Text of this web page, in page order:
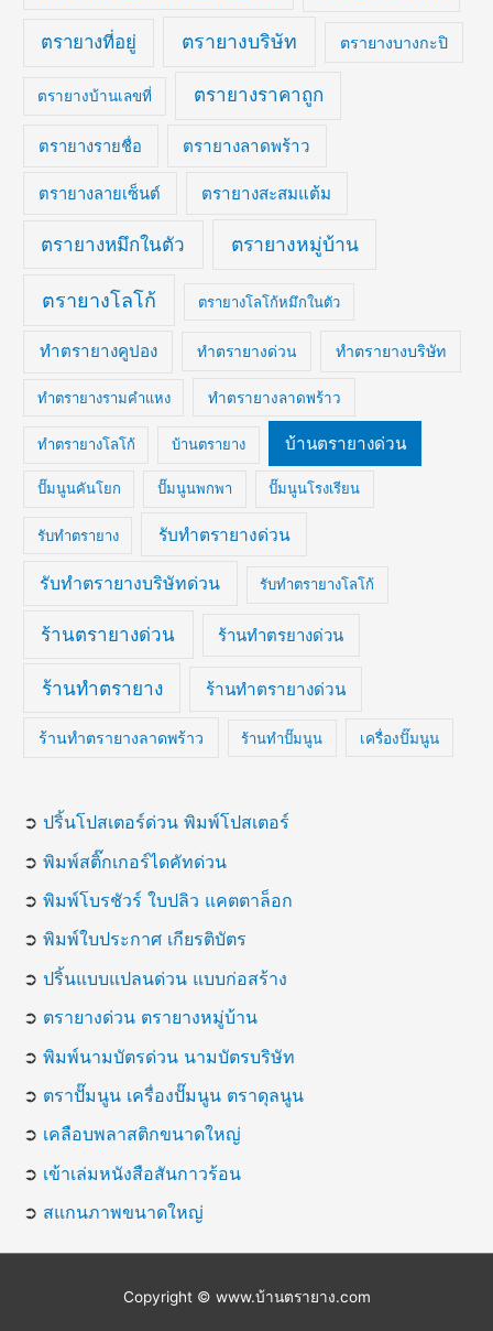
ตรายางที่อยู่ ตรายางบริษัท ตรายางบางกะปิ
ตรายางบ้านเลขที่ ตรายางราคาถูก
ตรายางรายชื่อ ตรายางลาดพร้าว
ตรายางลายเซ็นต์ ตรายางสะสมแต้ม
ตรายางหมึกในตัว ตรายางหมู่บ้าน
ตรายางโลโก้ ตรายางโลโก้หมึกในตัว
ทำตรายางคูปอง ทำตรายางด่วน ทำตรายางบริษัท
ทำตรายางรามคำแหง ทำตรายางลาดพร้าว
ทำตรายางโลโก้ บ้านตรายาง บ้านตรายางด่วน
ปั๊มนูนคันโยก ปั๊มนูนพกพา ปั๊มนูนโรงเรียน
รับทำตรายาง รับทำตรายางด่วน
รับทำตรายางบริษัทด่วน รับทำตรายางโลโก้
ร้านตรายางด่วน ร้านทำตรยางด่วน
ร้านทำตรายาง ร้านทำตรายางด่วน
ร้านทำตรายางลาดพร้าว ร้านทำปั๊มนูน เครื่องปั๊มนูน
➲ปริ้นโปสเตอร์ด่วน พิมพ์โปสเตอร์
➲พิมพ์สติ๊กเกอร์ไดคัทด่วน
➲พิมพ์โบรชัวร์ ใบปลิว แคตตาล็อก
➲พิมพ์ใบประกาศ เกียรติบัตร
➲ปริ้นแบบแปลนด่วน แบบก่อสร้าง
➲ ตรายางด่วน ตรายางหมู่บ้าน
➲พิมพ์นามบัตรด่วน นามบัตรบริษัท
➲ ตราปั๊มนูน เครื่องปั๊มนูน ตราดุลนูน
➲ เคลือบพลาสติกขนาดใหญ่
➲ เข้าเล่มหนังสือสันกาวร้อน
➲ สแกนภาพขนาดใหญ่
Copyright © www.บ้านตรายาง.com